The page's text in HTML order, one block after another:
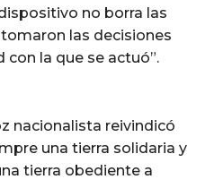
no borra las
las decisiones
la que se actuó”.
nacionalista reivindicó
una tierra solidaria y
tierra obediente a